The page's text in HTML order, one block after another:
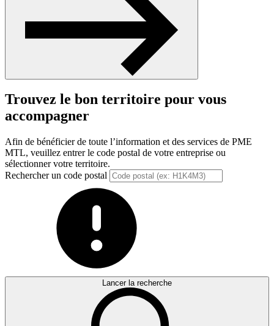
Trouvez le bon territoire pour vous
accompagner
Afin de bénéficier de toute l’information et des services de PME
MTL, veuillez entrer le code postal de votre entreprise ou
sélectionner votre territoire.
Rechercher un code postal
Lancer la recherche